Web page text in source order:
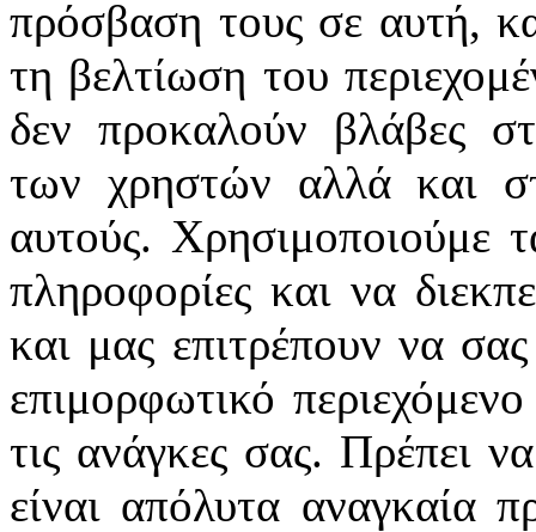
πρόσβαση τους σε αυτή,
τη βελτίωση του
δεν προκαλούν βλάβες
των χρηστών αλλά και
αυτούς. Χρησιμοποιούμε
πληροφορίες και να
και μας επιτρέπουν να
επιμορφωτικό
τις ανάγκες σας. Πρέπει
είναι απόλυτα αναγκαία